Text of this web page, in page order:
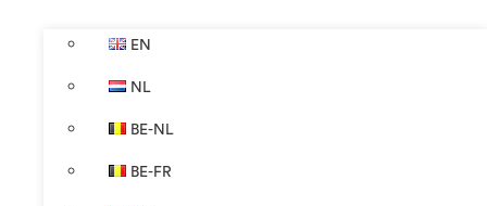
EN
NL
BE-NL
BE-FR